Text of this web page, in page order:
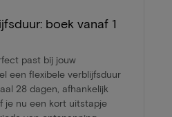
boek vanaf 1
past bij jouw
een flexibele verblijfsduur
28 dagen, afhankelijk
je nu een kort uitstapje